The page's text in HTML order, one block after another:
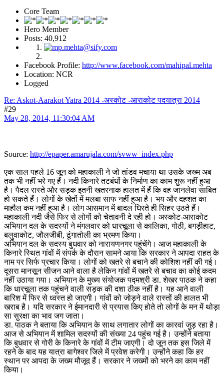
Core Team
Hero Member
Posts: 40,912
Facebook Profile: http://www.facebook.com/mahipal.mehta
Location: NCR
Logged
Re: Askot-Aarakot Yatra 2014 -अस्कोट -आराकोट पदयात्रा 2014
#29
May 28, 2014, 11:30:04 AM
Source: http://epaper.amarujala.com/svww_index.php
एक साल पहले 16 जून को महाकाली ने जो तांडव मचाया था उसके जख्म अब
तक भी नहीं भरे गए हैं। नदी किनारे तटबंधों के निर्माण का काम शुरू नहीं हुआ
है। पैदल रास्ते और सड़क इतनी खतरनाक हालत में हैं कि वह जानलेवा साबित
हो सकते हैं। लोगों के खेतों में मलबा साफ नहीं हुआ है। भय और दहशत का
माहौल कम नहीं हुआ है। लोग आसमान में बादल घिरते ही सिहर उठते हैं।
महाकाली नदी जैसे फिर से लोगों को चेतावनी दे रही हो। अस्कोट-आराकोट
अभियान दल के सदस्यों ने मंगलवार को धारचूला से कालिका, गोठी, बगड़ीहाट,
बलुवाकोट, जौलजीबी, ढूंगातोली का भ्रमण किया।
अभियान दल के सदस्य बुधवार को नारायणनगर पहुंचेंगे। आज महाकाली के
किनारे स्थित गांवों में संपर्क के दौरान सामने आया कि सरकार ने आपदा राहत के
नाम पर सिर्फ प्रचार किया। लोगों को खतरे से बचाने की कोशिश नहीं की गई।
दूसरा मानसून सीजन आने वाला है लेकिन गांवों में खतरे से बचाव का कोई कदम
नहीं उठाया गया। अभियान के मुख्य संयोजक पद्मश्री डा. शेखर पाठक ने कहा
कि धारचूला तक पहुंचने वाली सड़क की दशा ठीक नहीं है। यह आने वाली
बारिश में फिर से ध्वस्त हो जाएगी। गांवों को जोड़ने वाले रास्तों की हालत भी
खराब है। यदि सरकार ने ईमानदारी से प्रयास किए होते तो लोगों के मन में थोड़ा
सा सुरक्षा का भाव जग जाता।
डा. पाठक ने बताया कि अभियान के साथ लगातार लोगों का कारवां जुड़ रहा है।
आज से अभियान में शामिल सदस्यों की संख्या 24 पहुंच गई है। उन्होंने बताया
कि बुधवार से गोरी के किनारे के गांवों में टीम जाएगी। दो जून तक इस जिले में
रहने के बाद यह यात्रा बागेश्वर जिले में प्रवेश करेगी। उन्होंने कहा कि हर
स्थान पर आपदा के जख्म मौजूद हैं। सरकार ने जख्मों को भरने का काम नहीं
किया।